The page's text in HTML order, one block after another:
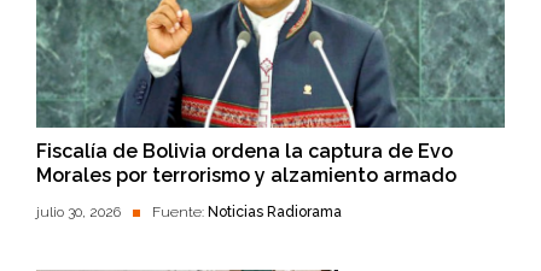
Fiscalía de Bolivia ordena la captura de Evo
Morales por terrorismo y alzamiento armado
julio 30, 2026 Fuente: Noticias Radiorama